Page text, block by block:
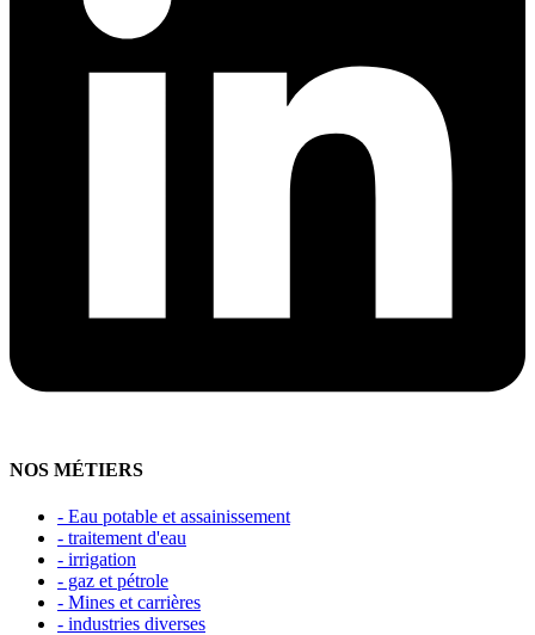
NOS MÉTIERS
- Eau potable et assainissement
- traitement d'eau
- irrigation
- gaz et pétrole
- Mines et carrières
- industries diverses